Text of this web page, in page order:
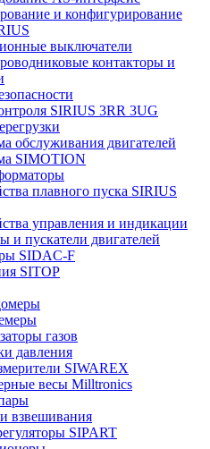
и конфигурирование
выключатели
контакторы и
SIRIUS 3RR 3UG
обслуживания двигателей
SIMOTION
плавного пуска SIRIUS
управления и индикации
и пускатели двигателей
SIDAC-F
SITOP
газов
давления
SIWAREX
весы Milltronics
взвешивания
SIPART